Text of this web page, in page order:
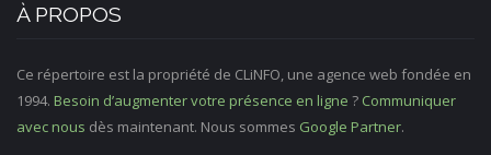
À PROPOS
Ce répertoire est la propriété de CLiNFO, une agence web fondée en
1994. Besoin d’augmenter votre présence en ligne ? Communiquer
avec nous dès maintenant. Nous sommes Google Partner.